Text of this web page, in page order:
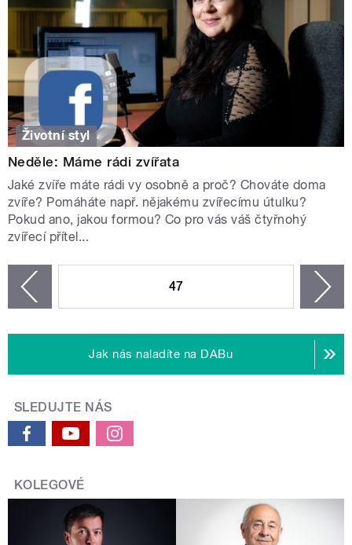
Životní styl
Neděle: Máme rádi zvířata
Jaké zvíře máte rádi vy osobně a proč? Chováte doma
zvíře? Pomáháte např. nějakému zvířecímu útulku?
Pokud ano, jakou formou? Co pro vás váš čtyřnohý
zvířecí přítel...
47
Jak nás naladíte na DABu
SLEDUJTE NÁS
KOLEGOVÉ